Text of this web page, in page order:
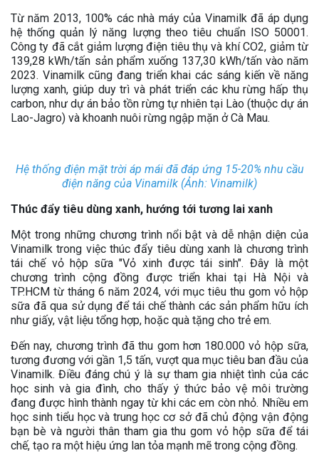
Từ năm 2013, 100% các nhà máy của Vinamilk đã áp dụng
hệ thống quản lý năng lượng theo tiêu chuẩn ISO 50001.
Công ty đã cắt giảm lượng điện tiêu thụ và khí CO2, giảm từ
139,28 kWh/tấn sản phẩm xuống 137,30 kWh/tấn vào năm
2023. Vinamilk cũng đang triển khai các sáng kiến về năng
lượng xanh, giúp duy trì và phát triển các khu rừng hấp thụ
carbon, như dự án bảo tồn rừng tự nhiên tại Lào (thuộc dự án
Lao-Jagro) và khoanh nuôi rừng ngập mặn ở Cà Mau.
Hệ thống điện mặt trời áp mái đã đáp ứng 15-20% nhu cầu
điện năng của Vinamilk (Ảnh: Vinamilk)
Thúc đẩy tiêu dùng xanh, hướng tới tương lai xanh
Một trong những chương trình nổi bật và dễ nhận diện của
Vinamilk trong việc thúc đẩy tiêu dùng xanh là chương trình
tái chế vỏ hộp sữa "Vỏ xinh được tái sinh". Đây là một
chương trình cộng đồng được triển khai tại Hà Nội và
TP.HCM từ tháng 6 năm 2024, với mục tiêu thu gom vỏ hộp
sữa đã qua sử dụng để tái chế thành các sản phẩm hữu ích
như giấy, vật liệu tổng hợp, hoặc quà tặng cho trẻ em.
Đến nay, chương trình đã thu gom hơn 180.000 vỏ hộp sữa,
tương đương với gần 1,5 tấn, vượt qua mục tiêu ban đầu của
Vinamilk. Điều đáng chú ý là sự tham gia nhiệt tình của các
học sinh và gia đình, cho thấy ý thức bảo vệ môi trường
đang được hình thành ngay từ khi các em còn nhỏ. Nhiều em
học sinh tiểu học và trung học cơ sở đã chủ động vận động
bạn bè và người thân tham gia thu gom vỏ hộp sữa để tái
chế, tạo ra một hiệu ứng lan tỏa mạnh mẽ trong cộng đồng.